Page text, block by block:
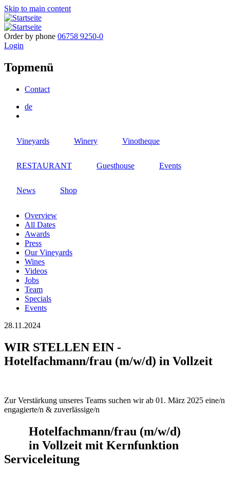
Skip to main content
Order by phone 06758 9250-0
Login
Topmenü
Contact
de
Vineyards Winery Vinotheque
RESTAURANT Guesthouse Events
News Shop
Overview
All Dates
Awards
Press
Our Vineyards
Wines
Videos
Jobs
Team
Specials
Events
28.11.2024
WIR STELLEN EIN -
Hotelfachmann/frau (m/w/d) in Vollzeit
Zur Verstärkung unseres Teams suchen wir ab 01. März 2025 eine/n
engagierte/n & zuverlässige/n
Hotelfachmann/frau (m/w/d)
in Vollzeit mit Kernfunktion
Serviceleitung